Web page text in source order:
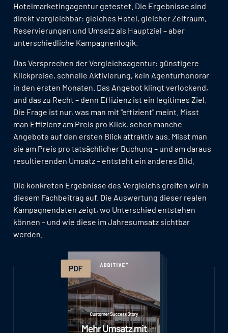
Hotelmarketingagentur getestet. Die Ergebnisse sind
direkt vergleichbar: gleiches Hotel, gleicher Zeitraum,
Reservierungen und Umsatz als Hauptziel – aber
unterschiedliche Kampagnenlogik.
Das Versprechen der Vergleichsagentur: günstigere
Klickpreise, schnelle Aktivierung, kein Agenturhonorar
in den ersten Monaten. Das Angebot klingt verlockend,
und das zu Recht – denn Effizienz ist ein legitimes Ziel.
Die Frage ist nur, was man mit "effizient" meint. Misst
man Effizienz am Preis pro Klick, sehen manche
Angebote auf den ersten Blick attraktiv aus. Misst man
sie am Preis pro tatsächlicher Buchung – und am daraus
resultierenden Umsatz – entsteht ein anderes Bild.
Die konkreten Ergebnisse des Vergleichs greifen wir in
diesem Fachbeitrag auf. Die Auswertung dieser realen
Kampagnendaten zeigt, wo Unterschied entstehen
können – und wie diese im Jahresumsatz sichtbar
werden.